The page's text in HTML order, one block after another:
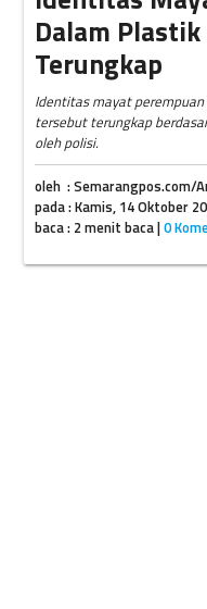
Dalam
Terungkap
Identitas mayat perempuan
tersebut terungkap
oleh polisi.
oleh : Semarangpos.com/
pada : Kamis, 14 Oktober
baca : 2 menit baca |0